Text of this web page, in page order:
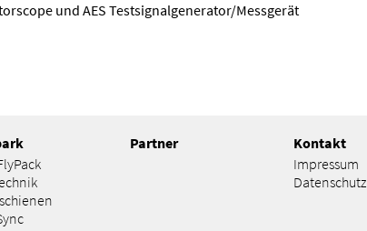
und AES Test­signal­generator/Mess­gerät
Partner
Kontakt
Impressum
Datenschutz